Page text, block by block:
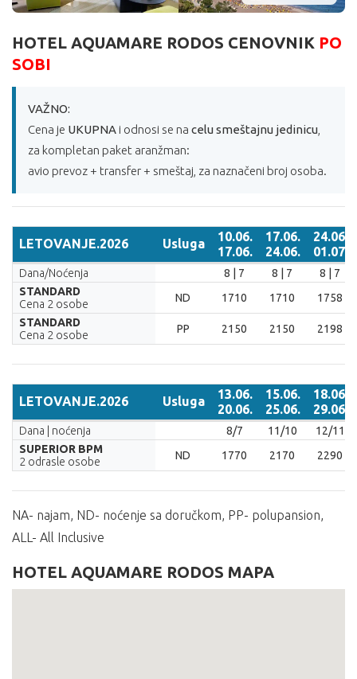
HOTEL AQUAMARE RODOS CENOVNIK PO
SOBI
VAŽNO:
Cena je UKUPNA i odnosi se na celu smeštajnu jedinicu
za kompletan paket aranžman:
avio prevoz + transfer + smeštaj, za naznačeni broj osoba.
LETOVANJE.2026 Usluga
10.06.
17.06.
17.06.
24.06.
24.06.
01.07.
LETOVANJE.2026
10.06.
17.06.
17.06.
24.06.
24.06.
01.07.
Dana/Noćenja 8 | 7 8 | 7
8 | 7
STANDARD
Cena 2 osobe
ND 1710 1710
1758
STANDARD
Cena 2 osobe
PP 2150 2150 2198
LETOVANJE.2026 Usluga
13.06.
20.06.
15.06.
25.06.
18.06.
29.06.
LETOVANJE.2026
13.06.
20.06.
15.06.
25.06.
18.06.
29.06.
Dana | noćenja 8/7 11/10
12/11
SUPERIOR BPM
2 odrasle osobe
ND 1770 2170 2290
NA- najam, ND- noćenje sa doručkom, PP- polupansion,
ALL- All Inclusive
HOTEL AQUAMARE RODOS MAPA